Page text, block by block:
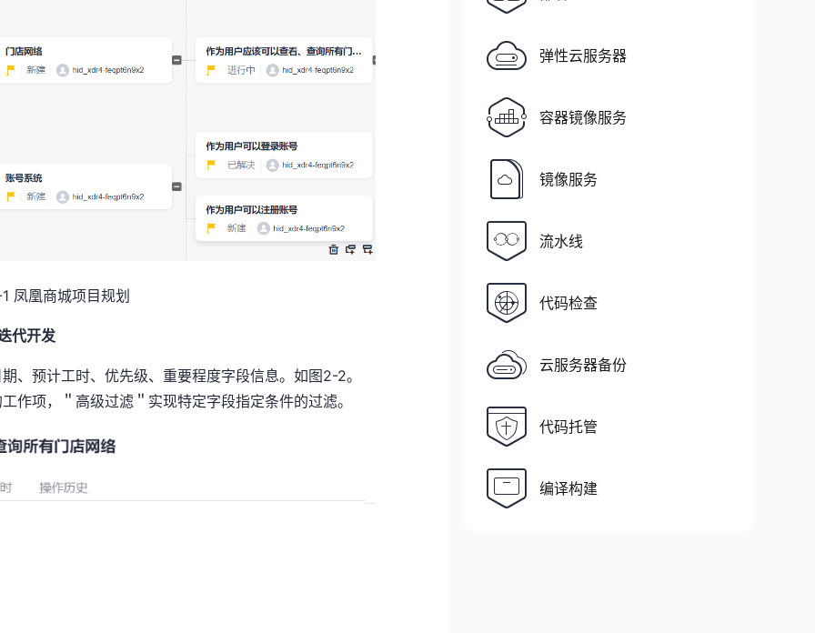
凤凰商城项目规划
代开发
、预计工时、优先级、重要程度字段信息。如图2-2。
作项，＂高级过滤＂实现特定字段指定条件的过滤。
弹性云服务器
容器镜像服务
镜像服务
流水线
代码检查
云服务器备份
代码托管
编译构建